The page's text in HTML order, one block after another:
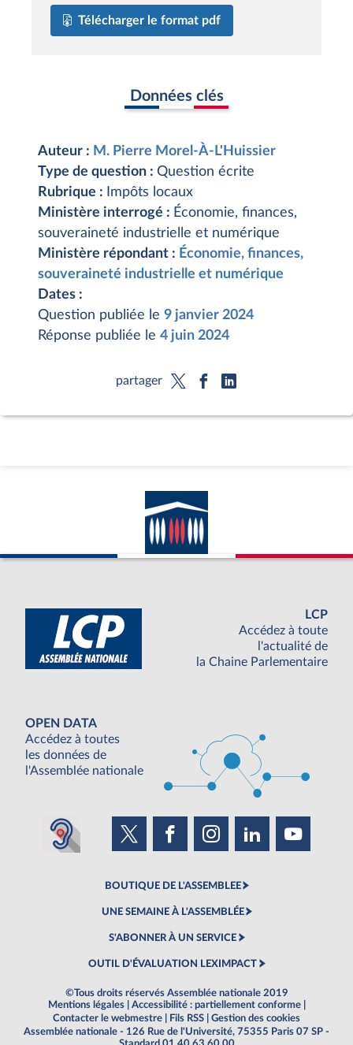
Télécharger le format pdf
Données clés
Auteur : M. Pierre Morel-À-L'Huissier
Type de question : Question écrite
Rubrique :
Impôts locaux
Ministère interrogé : Économie, finances,
souveraineté industrielle et numérique
Ministère répondant : Économie, finances,
souveraineté industrielle et numérique
Dates :
Question publiée le 9 janvier 2024
Réponse publiée le 4 juin 2024
partager
LCP
Accédez à toute
l'actualité de
la Chaine Parlementaire
OPEN DATA
Accédez à toutes
les données de
l'Assemblée nationale
BOUTIQUE DE L'ASSEMBLEE
UNE SEMAINE À L'ASSEMBLÉE
S'ABONNER À UN SERVICE
OUTIL D'ÉVALUATION LEXIMPACT
©Tous droits réservés Assemblée nationale 2019
Mentions légales
Accessibilité : partiellement conforme
Contacter le webmestre
Fils RSS
Gestion des cookies
Assemblée nationale - 126 Rue de l'Université, 75355 Paris 07 SP -